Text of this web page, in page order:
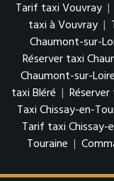
Tarif taxi Vouvray |
taxi à Vouvray |
Chaumont-sur-
Réserver taxi
Chaumont-sur-Loire
taxi Bléré |
Taxi Chissay-en-
Tarif taxi Chissay-
Touraine |